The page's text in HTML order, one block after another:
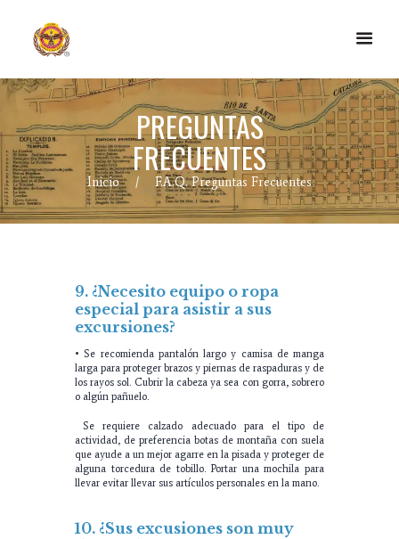
PREGUNTAS
FRECUENTES
Inicio F.A.Q. Preguntas Frecuentes
9. ¿Necesito equipo o ropa
especial para asistir a sus
excursiones?
• Se recomienda pantalón largo y camisa de manga
larga para proteger brazos y piernas de raspaduras y de
los rayos sol. Cubrir la cabeza ya sea con gorra, sobrero
o algún pañuelo.
Se requiere calzado adecuado para el tipo de
actividad, de preferencia botas de montaña con suela
que ayude a un mejor agarre en la pisada y proteger de
alguna torcedura de tobillo. Portar una mochila para
llevar evitar llevar sus artículos personales en la mano.
10. ¿Sus excusiones son muy